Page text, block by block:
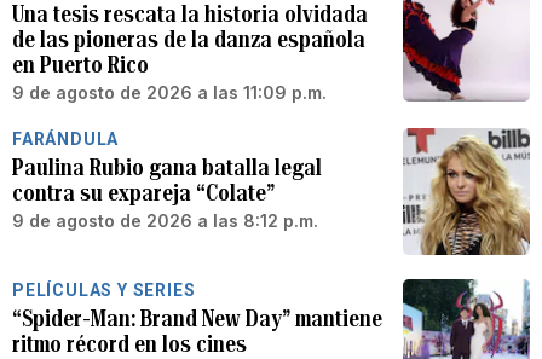
Una tesis rescata la historia olvidada
de las pioneras de la danza española
en Puerto Rico
9 de agosto de 2026 a las 11:09 p.m.
FARÁNDULA
Paulina Rubio gana batalla legal
contra su expareja “Colate”
9 de agosto de 2026 a las 8:12 p.m.
PELÍCULAS Y SERIES
“Spider-Man: Brand New Day” mantiene
ritmo récord en los cines